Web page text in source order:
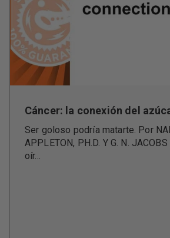
Cáncer: la conexión del
Ser goloso podría matarte. Por
APPLETON, PH.D. Y G. N.
oír...